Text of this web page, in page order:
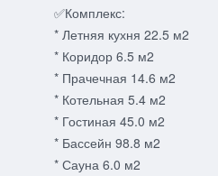
✅Комплекс:
* Летняя кухня 22.5 м2
* Коридор 6.5 м2
* Прачечная 14.6 м2
* Котельная 5.4 м2
* Гостиная 45.0 м2
* Бассейн 98.8 м2
* Сауна 6.0 м2